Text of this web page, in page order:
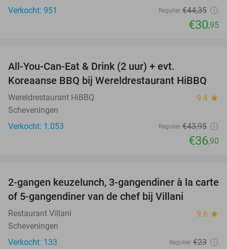
Verkocht: 951
Regulier €44,35
€30,95
All-You-Can-Eat & Drink (2 uur) + evt.
Koreaanse BBQ bij Wereldrestaurant HiBBQ
Wereldrestaurant HiBBQ 9.4 star
Scheveningen
Verkocht: 1.053
Regulier €43,95
€36,90
52%
2-gangen keuzelunch, 3-gangendiner à la carte
of 5-gangendiner van de chef bij Villani
Restaurant Villani 9.6 star
Scheveningen
Verkocht: 133
Regulier €23